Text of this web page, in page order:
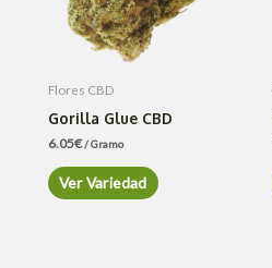
Flores CBD
Gorilla Glue CBD
6.05€/ Gramo
Ver Variedad